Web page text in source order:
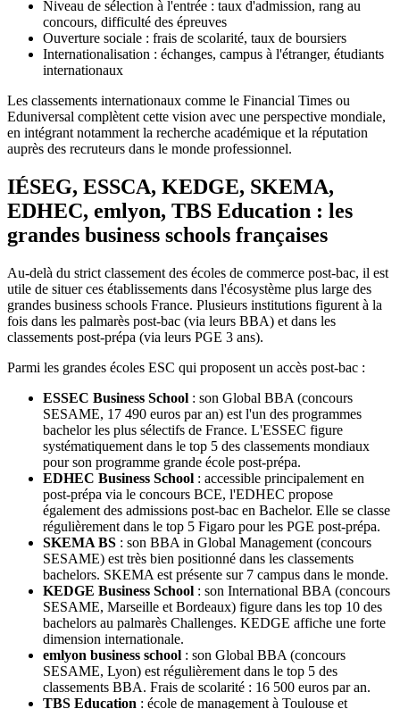
Niveau de sélection à l'entrée : taux d'admission, rang au
concours, difficulté des épreuves
Ouverture sociale : frais de scolarité, taux de boursiers
Internationalisation : échanges, campus à l'étranger, étudiants
internationaux
Les classements internationaux comme le Financial Times ou
Eduniversal complètent cette vision avec une perspective mondiale,
en intégrant notamment la recherche académique et la réputation
auprès des recruteurs dans le monde professionnel.
IÉSEG, ESSCA, KEDGE, SKEMA,
EDHEC, emlyon, TBS Education : les
grandes business schools françaises
Au-delà du strict classement des écoles de commerce post-bac, il est
utile de situer ces établissements dans l'écosystème plus large des
grandes business schools France. Plusieurs institutions figurent à la
fois dans les palmarès post-bac (via leurs BBA) et dans les
classements post-prépa (via leurs PGE 3 ans).
Parmi les grandes écoles ESC qui proposent un accès post-bac :
ESSEC Business School : son Global BBA (concours
SESAME, 17 490 euros par an) est l'un des programmes
bachelor les plus sélectifs de France. L'ESSEC figure
systématiquement dans le top 5 des classements mondiaux
pour son programme grande école post-prépa.
EDHEC Business School : accessible principalement en
post-prépa via le concours BCE, l'EDHEC propose
également des admissions post-bac en Bachelor. Elle se classe
régulièrement dans le top 5 Figaro pour les PGE post-prépa.
SKEMA BS : son BBA in Global Management (concours
SESAME) est très bien positionné dans les classements
bachelors. SKEMA est présente sur 7 campus dans le monde.
KEDGE Business School : son International BBA (concours
SESAME, Marseille et Bordeaux) figure dans les top 10 des
bachelors au palmarès Challenges. KEDGE affiche une forte
dimension internationale.
emlyon business school : son Global BBA (concours
SESAME, Lyon) est régulièrement dans le top 5 des
classements BBA. Frais de scolarité : 16 500 euros par an.
TBS Education : école de management à Toulouse et